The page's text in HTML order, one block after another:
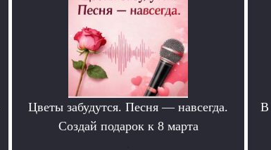
Цветы забудутся. Песня — навсегда.
Создай подарок к 8 марта
В